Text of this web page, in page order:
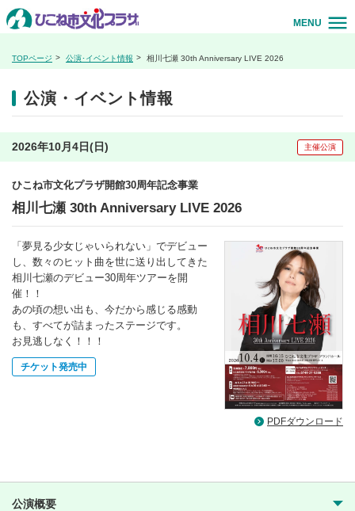
MENU
TOPページ 公演･イベント情報 相川七瀬 30th Anniversary LIVE 2026
公演・イベント情報
2026年10月4日(日) 主催公演
ひこね市文化プラザ開館30周年記念事業
相川七瀬 30th Anniversary LIVE 2026
「夢見る少女じゃいられない」でデビュー
し、数々のヒット曲を世に送り出してきた
相川七瀬のデビュー30周年ツアーを開
催！！
あの頃の想い出も、今だから感じる感動
も、すべてが詰まったステージです。
お見逃しなく！！！
チケット発売中
PDFダウンロード
公演概要